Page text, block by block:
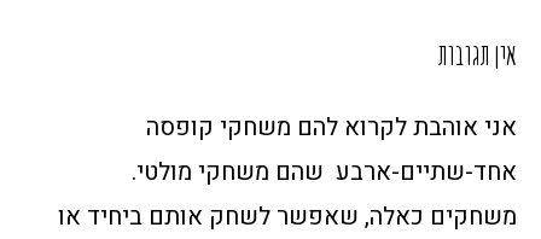
אין תגובות
אני אוהבת לקרוא להם משחקי קופסה
אחד-שתיים-ארבע שהם משחקי מולטי.
משחקים כאלה, שאפשר לשחק אותם ביחיד או